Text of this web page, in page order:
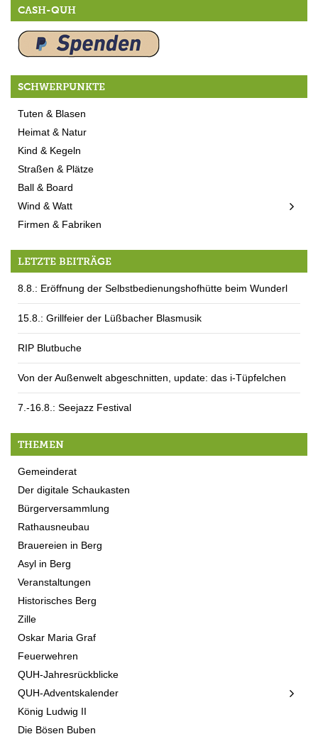
CASH-QUH
SCHWERPUNKTE
Tuten & Blasen
Heimat & Natur
Kind & Kegeln
Straßen & Plätze
Ball & Board
Wind & Watt
Firmen & Fabriken
LETZTE BEITRÄGE
8.8.: Eröffnung der Selbstbedienungshofhütte beim Wunderl
15.8.: Grillfeier der Lüßbacher Blasmusik
RIP Blutbuche
Von der Außenwelt abgeschnitten, update: das i-Tüpfelchen
7.-16.8.: Seejazz Festival
THEMEN
Gemeinderat
Der digitale Schaukasten
Bürgerversammlung
Rathausneubau
Brauereien in Berg
Asyl in Berg
Veranstaltungen
Historisches Berg
Zille
Oskar Maria Graf
Feuerwehren
QUH-Jahresrückblicke
QUH-Adventskalender
König Ludwig II
Die Bösen Buben